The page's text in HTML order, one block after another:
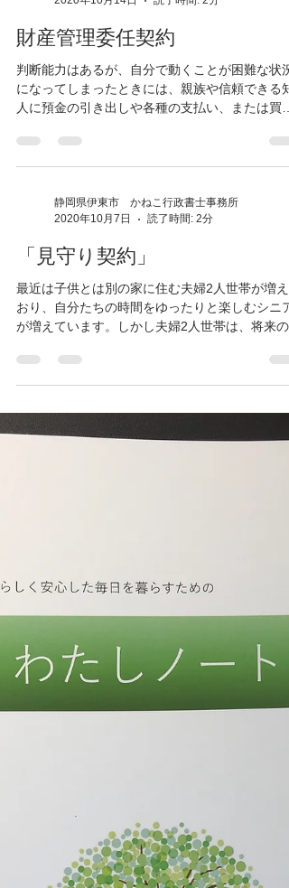
選定の主...
2020年10月14日
読了時間: 2分
財産管理委任契約
判断能力はあるが、自分で動くことが困難な状況
物などを依頼したいこともあるでしょう。 その
うな場合に備えて、自分の財産の管理やその他の
って選び...
2020年10月7日
読了時間: 2分
「見守り契約」
最近は子供とは別の家に住む夫婦2人世帯が増え
身世帯候補とも言われます。 子供が遠くに住ん
いる、近くに親族もいない、まして一人暮らしに